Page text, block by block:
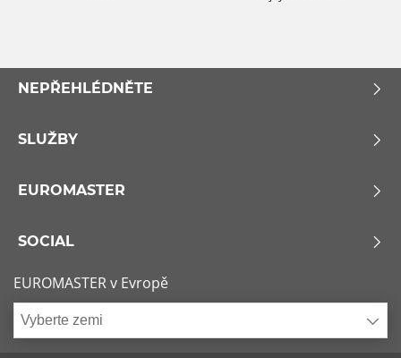
NEPŘEHLÉDNĚTE
SLUŽBY
EUROMASTER
SOCIAL
EUROMASTER v Evropě
Vyberte zemi